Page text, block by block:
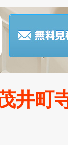
井町